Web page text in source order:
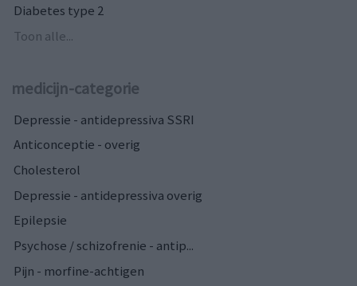
Diabetes type 2
Toon alle...
medicijn-categorie
Depressie - antidepressiva SSRI
Anticonceptie - overig
Cholesterol
Depressie - antidepressiva overig
Epilepsie
Psychose / schizofrenie - antip...
Pijn - morfine-achtigen